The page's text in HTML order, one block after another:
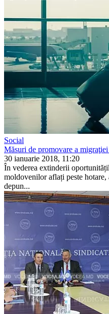
Social
Măsuri de promovare a
30 ianuarie 2018, 11:20
În vederea extinderii
moldovenilor aflați peste hotare,
de­pun...